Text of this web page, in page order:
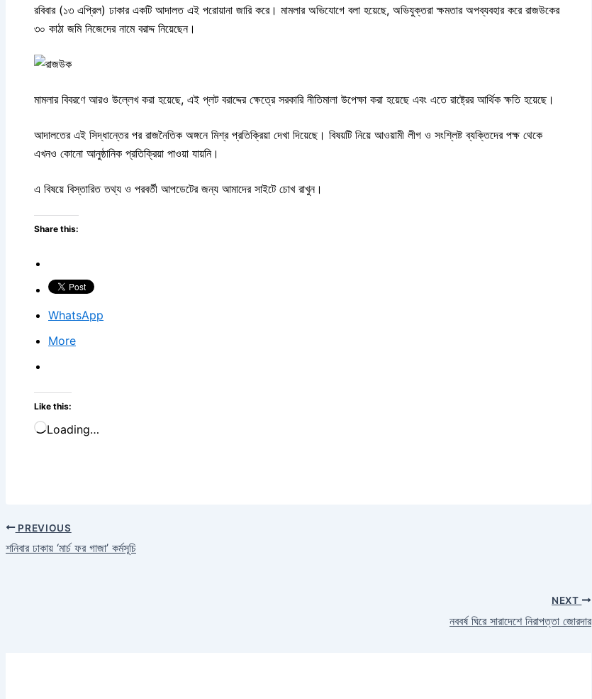
রবিবার (১৩ এপ্রিল) ঢাকার একটি আদালত এই পরোয়ানা জারি করে। মামলার অভিযোগে বলা হয়েছে, অভিযুক্তরা ক্ষমতার অপব্যবহার করে রাজউকের
৩০ কাঠা জমি নিজেদের নামে বরাদ্দ নিয়েছেন।
মামলার বিবরণে আরও উল্লেখ করা হয়েছে, এই প্লট বরাদ্দের ক্ষেত্রে সরকারি নীতিমালা উপেক্ষা করা হয়েছে এবং এতে রাষ্ট্রের আর্থিক ক্ষতি হয়েছে।
আদালতের এই সিদ্ধান্তের পর রাজনৈতিক অঙ্গনে মিশ্র প্রতিক্রিয়া দেখা দিয়েছে। বিষয়টি নিয়ে আওয়ামী লীগ ও সংশ্লিষ্ট ব্যক্তিদের পক্ষ থেকে
এখনও কোনো আনুষ্ঠানিক প্রতিক্রিয়া পাওয়া যায়নি।
এ বিষয়ে বিস্তারিত তথ্য ও পরবর্তী আপডেটের জন্য আমাদের সাইটে চোখ রাখুন।
Share this:
WhatsApp
More
Like this:
Loading…
PREVIOUS
শনিবার ঢাকায় ‘মার্চ ফর গাজা’ কর্মসূচি
NEXT
নববর্ষ ঘিরে সারাদেশে নিরাপত্তা জোরদার